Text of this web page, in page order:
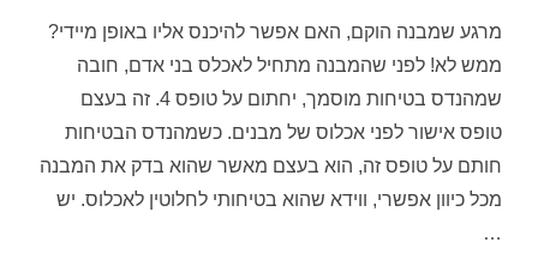
מרגע שמבנה הוקם, האם אפשר להיכנס אליו באופן מיידי?
ממש לא! לפני שהמבנה מתחיל לאכלס בני אדם, חובה
שמהנדס בטיחות מוסמך, יחתום על טופס 4. זה בעצם
טופס אישור לפני אכלוס של מבנים. כשמהנדס הבטיחות
חותם על טופס זה, הוא בעצם מאשר שהוא בדק את המבנה
מכל כיוון אפשרי, ווידא שהוא בטיחותי לחלוטין לאכלוס. יש
…